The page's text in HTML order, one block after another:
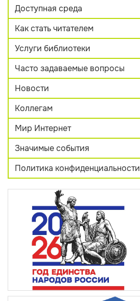
Доступная среда
Как стать читателем
Услуги библиотеки
Часто задаваемые вопросы
Новости
Коллегам
Мир Интернет
Значимые события
Политика конфиденциальности